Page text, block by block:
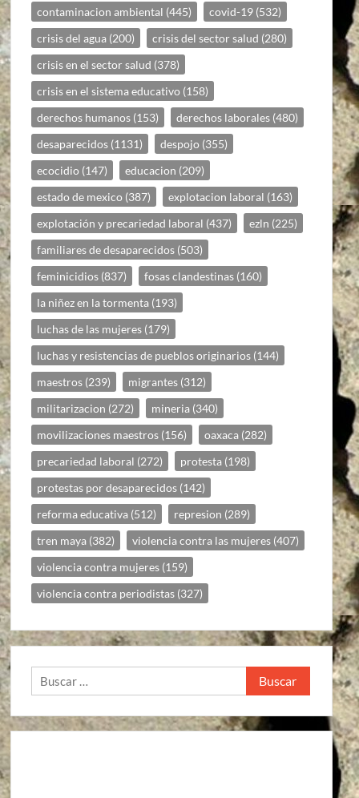
contaminacion ambiental (445) covid-19 (532)
crisis del agua (200) crisis del sector salud (280)
crisis en el sector salud (378)
crisis en el sistema educativo (158)
derechos humanos (153) derechos laborales (480)
desaparecidos (1131) despojo (355)
ecocidio (147) educacion (209)
estado de mexico (387) explotacion laboral (163)
explotación y precariedad laboral (437) ezln (225)
familiares de desaparecidos (503)
feminicidios (837) fosas clandestinas (160)
la niñez en la tormenta (193)
luchas de las mujeres (179)
luchas y resistencias de pueblos originarios (144)
maestros (239) migrantes (312)
militarizacion (272) mineria (340)
movilizaciones maestros (156) oaxaca (282)
precariedad laboral (272) protesta (198)
protestas por desaparecidos (142)
reforma educativa (512) represion (289)
tren maya (382) violencia contra las mujeres (407)
violencia contra mujeres (159)
violencia contra periodistas (327)
Buscar: